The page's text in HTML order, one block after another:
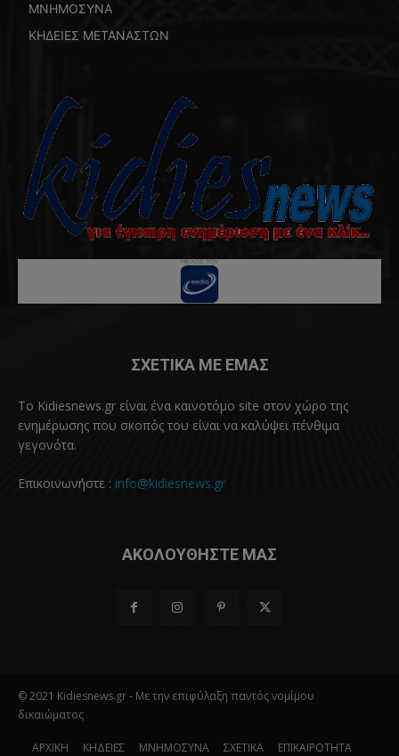
ΜΝΗΜΟΣΥΝΑ
ΚΗΔΕΙΕΣ ΜΕΤΑΝΑΣΤΩΝ
ΣΧΕΤΙΚΑ ΜΕ ΕΜΑΣ
Το Kidiesnews.gr είναι ένα καινοτόμο site στον χώρο της
ενημέρωσης που σκοπός του είναι να καλύψει πένθιμα
γεγονότα.
Επικοινωνήστε : info@kidiesnews.gr
ΑΚΟΛΟΥΘΗΣΤΕ ΜΑΣ
© 2021 Kidiesnews.gr - Με την επιφύλαξη παντός νομίμου
δικαιώματος
ΑΡΧΙΚΗ ΚΗΔΕΙΕΣ ΜΝΗΜΟΣΥΝΑ ΣΧΕΤΙΚΑ ΕΠΙΚΑΙΡΟΤΗΤΑ